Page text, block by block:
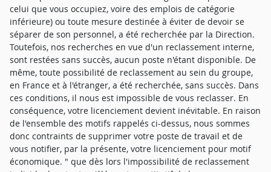
celui que vous occupiez, voire des emplois de catégorie
inférieure) ou toute mesure destinée à éviter de devoir se
séparer de son personnel, a été recherchée par la Direction.
Toutefois, nos recherches en vue d'un reclassement interne,
sont restées sans succès, aucun poste n'étant disponible. De
même, toute possibilité de reclassement au sein du groupe,
en France et à l'étranger, a été recherchée, sans succès. Dans
ces conditions, il nous est impossible de vous reclasser. En
conséquence, votre licenciement devient inévitable. En raison
de l'ensemble des motifs rappelés ci-dessus, nous sommes
donc contraints de supprimer votre poste de travail et de
vous notifier, par la présente, votre licenciement pour motif
économique. " que dès lors l'impossibilité de reclassement